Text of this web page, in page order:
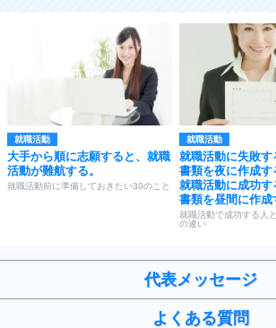
就職活動
大手から順に志願すると、就職
活動が難航する。
就職活動前に準備しておきたい30のこと
就職活動
就職活動に失敗す
書類を夜に作成す
就職活動に成功す
書類を昼間に作成
就職活動で成功する人
の違い
代表メッセージ
よくある質問